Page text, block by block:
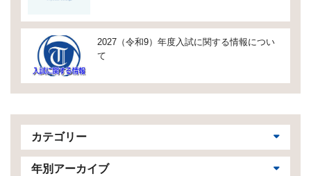
2027（令和9）年度入試に関する情報につい
て
カテゴリー
年別アーカイブ